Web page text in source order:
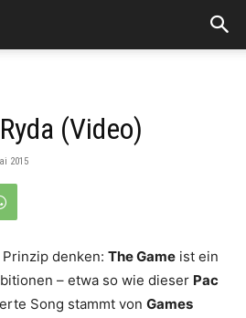
(Video)
2015
denken: The Game ist ein
– etwa so wie dieser Pac
Song stammt von Games